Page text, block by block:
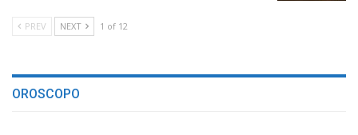
PREV NEXT 1 of 12
OROSCOPO